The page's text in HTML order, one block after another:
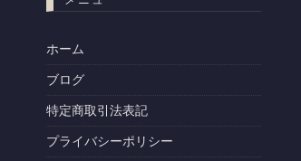
ホーム
ブログ
特定商取引法表記
プライバシーポリシー